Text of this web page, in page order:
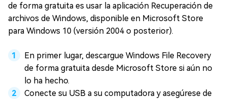
de forma gratuita es usar la aplicación Recuperación de
archivos de Windows, disponible en Microsoft Store
para Windows 10 (versión 2004 o posterior).
En primer lugar, descargue Windows File Recovery
de forma gratuita desde Microsoft Store si aún no
lo ha hecho.
Conecte su USB a su computadora y asegúrese de